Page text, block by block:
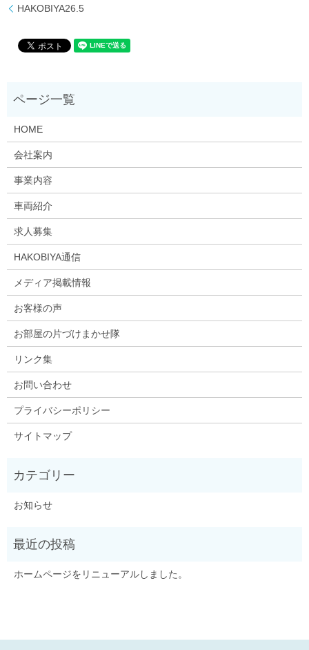
HAKOBIYA26.5
HOME
会社案内
事業内容
車両紹介
求人募集
HAKOBIYA通信
メディア掲載情報
お客様の声
お部屋の片づけまかせ隊
リンク集
お問い合わせ
プライバシーポリシー
サイトマップ
お知らせ
ホームページをリニューアルしました。